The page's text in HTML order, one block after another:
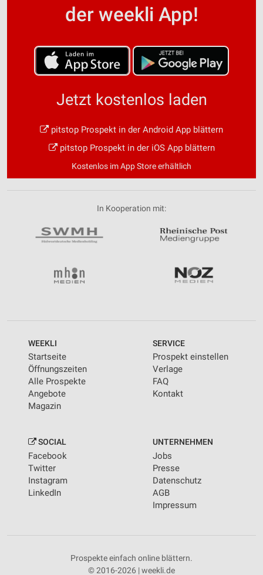
der weekli App!
Jetzt kostenlos laden
pitstop Prospekt in der Android App blättern
pitstop Prospekt in der iOS App blättern
Kostenlos im App Store erhältlich
In Kooperation mit:
WEEKLI
Startseite
Öffnungszeiten
Alle Prospekte
Angebote
Magazin
SERVICE
Prospekt einstellen
Verlage
FAQ
Kontakt
SOCIAL
Facebook
Twitter
Instagram
LinkedIn
UNTERNEHMEN
Jobs
Presse
Datenschutz
AGB
Impressum
Prospekte einfach online blättern.
© 2016-2026 | weekli.de